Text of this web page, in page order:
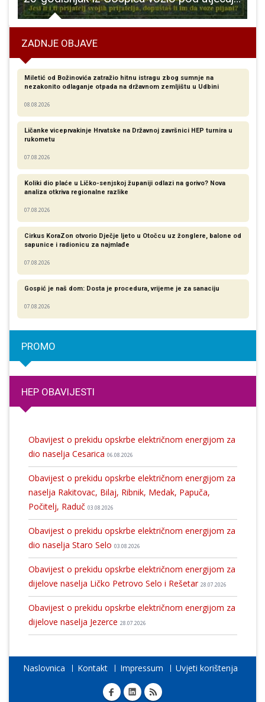
ZADNJE OBJAVE
Miletić od Božinovića zatražio hitnu istragu zbog sumnje na
nezakonito odlaganje otpada na državnom zemljištu u Udbini
08.08.2026
Ličanke viceprvakinje Hrvatske na Državnoj završnici HEP turnira u
rukometu
07.08.2026
Koliki dio plaće u Ličko-senjskoj županiji odlazi na gorivo? Nova
analiza otkriva regionalne razlike​
07.08.2026
Cirkus KoraZon otvorio Dječje ljeto u Otočcu uz žonglere, balone od
sapunice i radionicu za najmlađe
07.08.2026
Gospić je naš dom: Dosta je procedura, vrijeme je za sanaciju
07.08.2026
PROMO
HEP OBAVIJESTI
Obavijest o prekidu opskrbe električnom energijom za
dio naselja Cesarica 06.08.2026
Obavijest o prekidu opskrbe električnom energijom za
naselja Rakitovac, Bilaj, Ribnik, Medak, Papuča,
Počitelj, Raduč 03.08.2026
Obavijest o prekidu opskrbe električnom energijom za
dio naselja Staro Selo 03.08.2026
Obavijest o prekidu opskrbe električnom energijom za
dijelove naselja Ličko Petrovo Selo i Rešetar 28.07.2026
Obavijest o prekidu opskrbe električnom energijom za
dijelove naselja Jezerce 28.07.2026
Naslovnica Kontakt Impressum Uvjeti korištenja